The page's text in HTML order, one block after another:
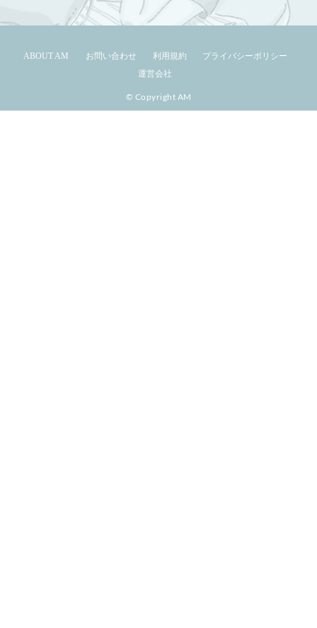
ABOUT AM お問い合わせ 利用規約
プライバシーポリシー
運営会社
© Copyright AM